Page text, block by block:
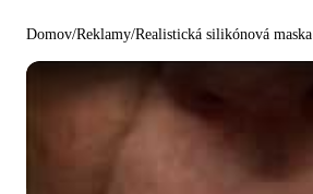
Domov/Reklamy/Realistická silikónová maska